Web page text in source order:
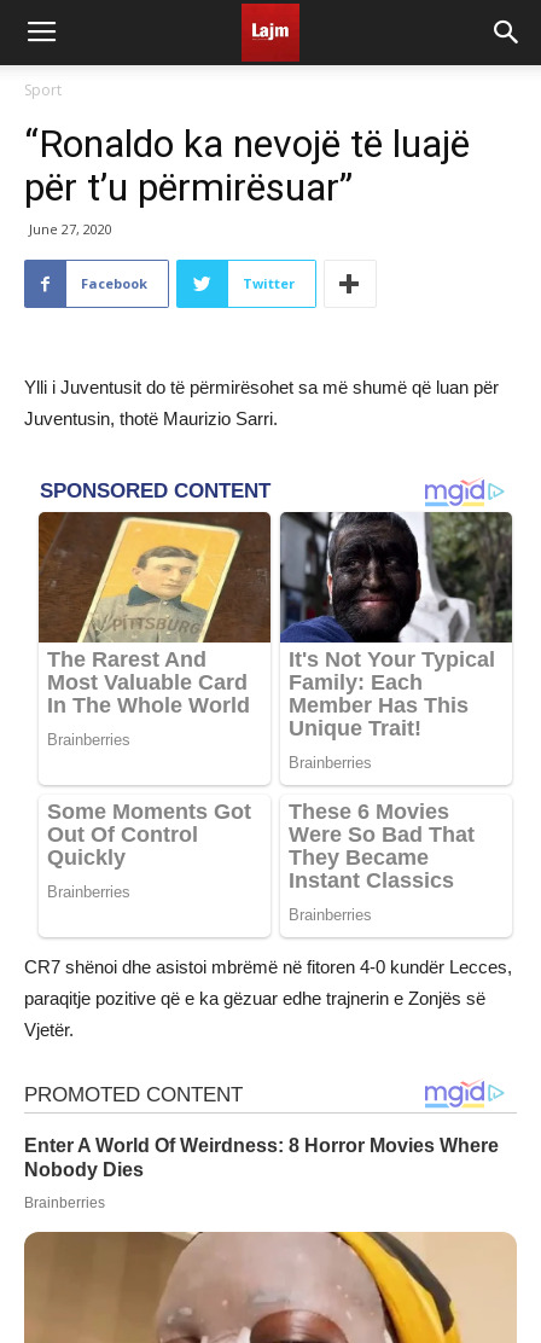
Sport
“Ronaldo ka nevojë të luajë
për t’u përmirësuar”
June 27, 2020
Facebook Twitter
Ylli i Juventusit do të përmirësohet sa më shumë që luan për
Juventusin, thotë Maurizio Sarri.
CR7 shënoi dhe asistoi mbrëmë në fitoren 4-0 kundër Lecces,
paraqitje pozitive që e ka gëzuar edhe trajnerin e Zonjës së
Vjetër.